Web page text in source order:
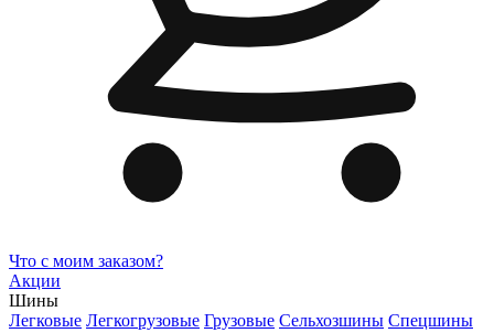
Что с моим заказом?
Акции
Шины
Легковые Легкогрузовые Грузовые Сельхозшины Спецшины